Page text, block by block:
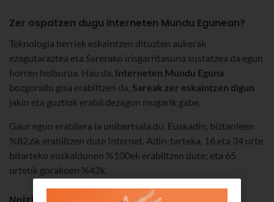
Zer ospatzen dugu Interneten Mundu Egunean?
Teknologia berriek eskaintzen dituzten aukerak
ezagutaraztea eta Sarerako irisgarritasuna sustatzea da egun
horren helburua. Hau da, Interneten Mundu Eguna
bozgorailu gisa erabiltzen da, Sareak zer eskaintzen digun
jakin eta guztiok erabil dezagun mugarik gabe.
Gaur egun erabilera ia unibertsala du. Euskadin, biztanleen
%82,6k erabiltzen dute Internet. Adin-tarteka, 16 eta 34 urte
bitarteko euskaldunen %100ek erabiltzen dute; eta 65
urtetik gorakoen %42k.